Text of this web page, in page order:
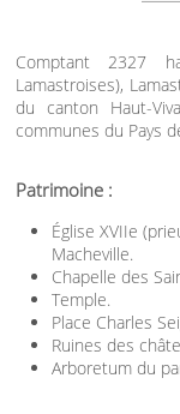
Comptant 2327
Lamastroises),
du canton Haut-
communes du Pays
Patrimoine :
Église XVIIe
Macheville.
Chapelle des
Temple.
Place Charles
Ruines des
Arboretum du